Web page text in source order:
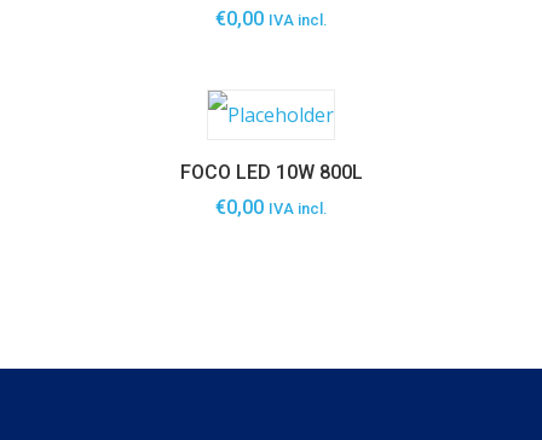
€0,00 IVA incl.
FOCO LED 10W 800L
€0,00 IVA incl.